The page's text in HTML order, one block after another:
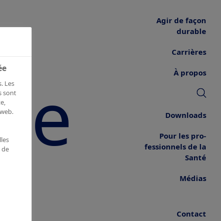
Agir de façon
durable
Carrières
À propos
Downloads
Pour les pro­
fessionnels de la
Santé
Médias
Contact
Les
sont